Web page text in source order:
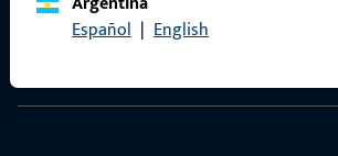
Español | English